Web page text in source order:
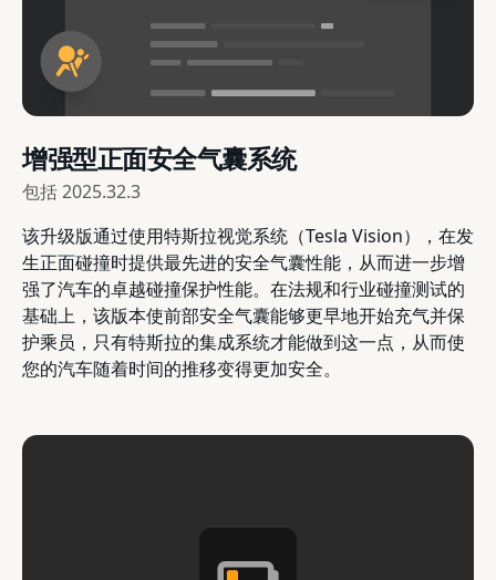
增强型正面安全气囊系统
包括2025.32.3
该升级版通过使用特斯拉视觉系统（Tesla Vision），在发
生正面碰撞时提供最先进的安全气囊性能，从而进一步增
强了汽车的卓越碰撞保护性能。在法规和行业碰撞测试的
基础上，该版本使前部安全气囊能够更早地开始充气并保
护乘员，只有特斯拉的集成系统才能做到这一点，从而使
您的汽车随着时间的推移变得更加安全。